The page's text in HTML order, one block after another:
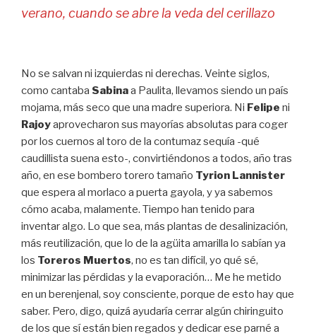
verano, cuando se abre la veda del cerillazo
No se salvan ni izquierdas ni derechas. Veinte siglos,
como cantaba Sabinaa Paulita, llevamos siendo un país
mojama, más seco que una madre superiora. Ni Felipe ni
Rajoyaprovecharon sus mayorías absolutas para coger
por los cuernos al toro de la contumaz sequía -qué
caudillista suena esto-, convirtiéndonos a todos, año tras
año, en ese bombero torero tamaño Tyrion Lannister
que espera al morlaco a puerta gayola, y ya sabemos
cómo acaba, malamente. Tiempo han tenido para
inventar algo. Lo que sea, más plantas de desalinización,
más reutilización, que lo de la agüita amarilla lo sabían ya
los Toreros Muertos, no es tan difícil, yo qué sé,
minimizar las pérdidas y la evaporación… Me he metido
en un berenjenal, soy consciente, porque de esto hay que
saber. Pero, digo, quizá ayudaría cerrar algún chiringuito
de los que sí están bien regados y dedicar ese parné a